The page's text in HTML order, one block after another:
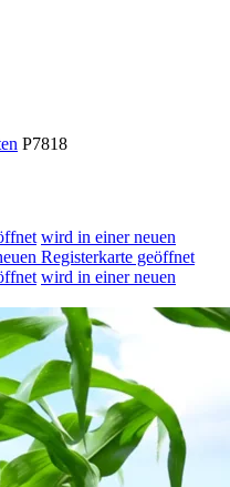
P7818
wird in einer neuen
Registerkarte geöffnet
wird in einer neuen